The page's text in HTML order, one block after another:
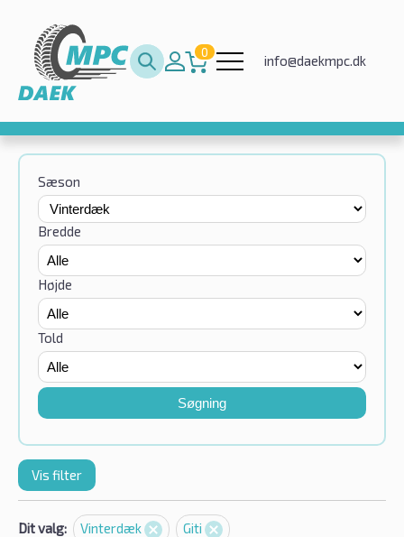
0
info@daekmpc.dk
Sæson
Bredde
Højde
Told
Søgning
Vis filter
Dit valg: Vinterdæk Giti